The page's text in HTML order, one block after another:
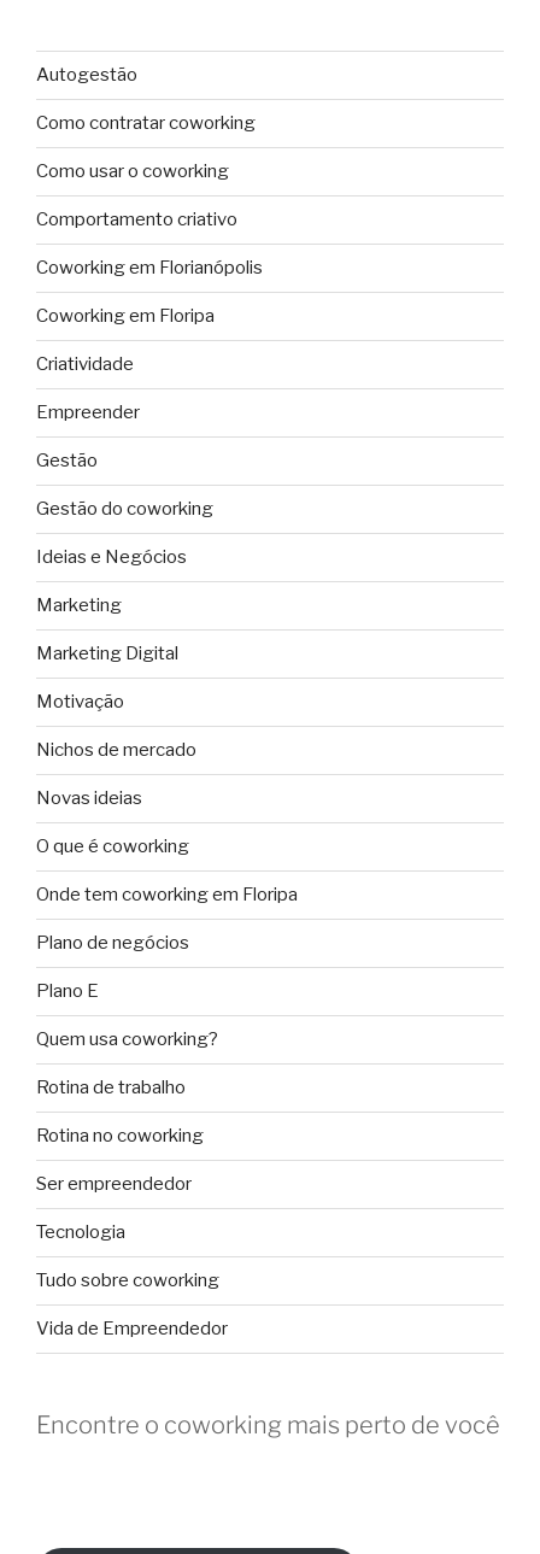
Autogestão
Como contratar coworking
Como usar o coworking
Comportamento criativo
Coworking em Florianópolis
Coworking em Floripa
Criatividade
Empreender
Gestão
Gestão do coworking
Ideias e Negócios
Marketing
Marketing Digital
Motivação
Nichos de mercado
Novas ideias
O que é coworking
Onde tem coworking em Floripa
Plano de negócios
Plano E
Quem usa coworking?
Rotina de trabalho
Rotina no coworking
Ser empreendedor
Tecnologia
Tudo sobre coworking
Vida de Empreendedor
Encontre o coworking mais perto de você